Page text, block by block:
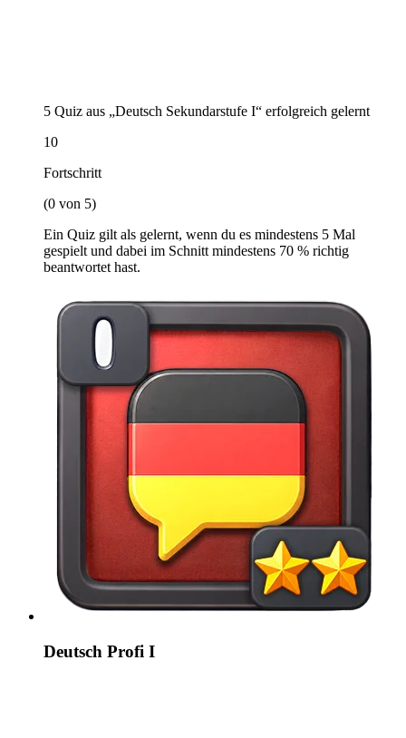
5 Quiz aus „Deutsch Sekundarstufe I“ erfolgreich gelernt
10
Fortschritt
(0 von 5)
Ein Quiz gilt als gelernt, wenn du es mindestens 5 Mal
gespielt und dabei im Schnitt mindestens 70 % richtig
beantwortet hast.
Deutsch Profi I